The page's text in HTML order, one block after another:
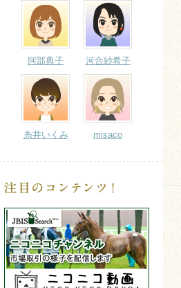
阿部典子 河合紗希子
糸井いくみ misaco